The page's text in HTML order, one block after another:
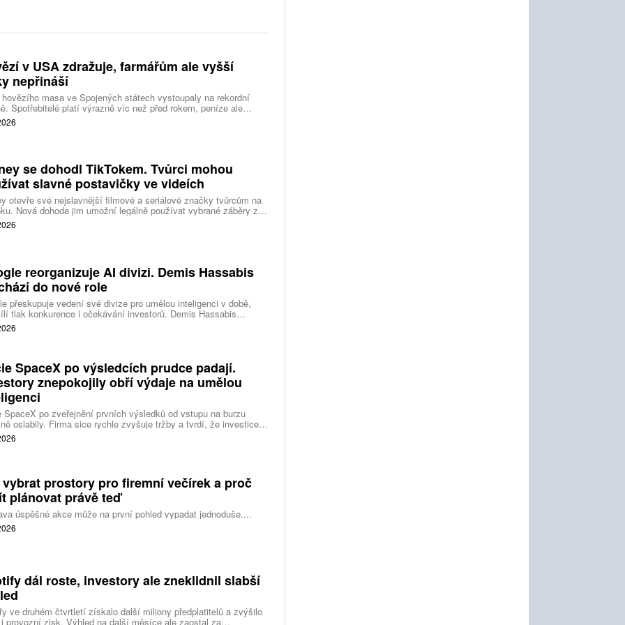
v USA zdražuje, farmářům ale vyšší
nepřináší
masa ve Spojených státech vystoupaly na rekordní
Spotřebitelé platí výrazně víc než před rokem, peníze ale
farmářům, zpracovatelům ani restauracím. Celý řetězec
nedostatek dobytka a prudce rostoucí náklady.
se dohodl TikTokem. Tvůrci mohou
slavné postavičky ve videích
otevře své nejslavnější filmové a seriálové značky tvůrcům na
Nová dohoda jim umožní legálně používat vybrané záběry z
studia a sdílet vlastní videa také na platformě Disney Verts.
reorganizuje AI divizi. Demis Hassabis
do nové role
přeskupuje vedení své divize pro umělou inteligenci v době,
tlak konkurence i očekávání investorů. Demis Hassabis
každodenní řízení DeepMind a zaměří se na vývoj pokročilé
inteligence i její dopad na společnost.
SpaceX po výsledcích prudce padají.
znepokojily obří výdaje na umělou
SpaceX po zveřejnění prvních výsledků od vstupu na burzu
oslabily. Firma sice rychle zvyšuje tržby a tvrdí, že investice
inteligence se vracejí mnohem rychleji než dříve, investoři ale
zda je tempo rekordních výdajů dlouhodobě udržitelné.
prostory pro firemní večírek a proč
plánovat právě teď
úspěšné akce může na první pohled vypadat jednoduše....
dál roste, investory ale zneklidnil slabší
ve druhém čtvrtletí získalo další miliony předplatitelů a zvýšilo
provozní zisk. Výhled na další měsíce ale zaostal za